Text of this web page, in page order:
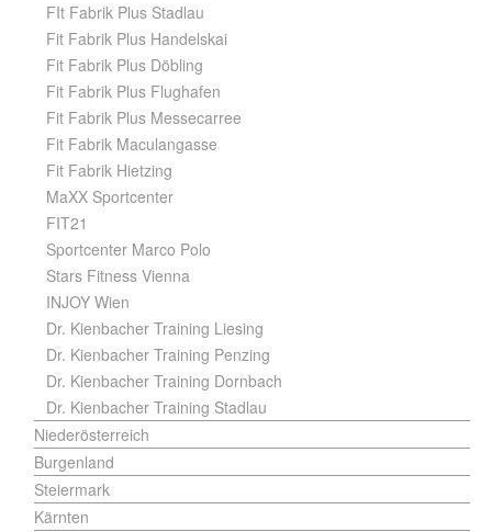
FIt Fabrik Plus Stadlau
Fit Fabrik Plus Handelskai
Fit Fabrik Plus Döbling
Fit Fabrik Plus Flughafen
Fit Fabrik Plus Messecarree
Fit Fabrik Maculangasse
Fit Fabrik Hietzing
MaXX Sportcenter
FIT21
Sportcenter Marco Polo
Stars Fitness Vienna
INJOY Wien
Dr. Kienbacher Training Liesing
Dr. Kienbacher Training Penzing
Dr. Kienbacher Training Dornbach
Dr. Kienbacher Training Stadlau
Niederösterreich
Burgenland
Steiermark
Kärnten